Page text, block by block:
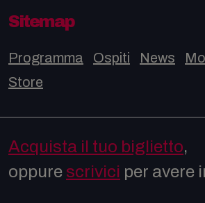
Sitemap
Programma Ospiti News
Store
Acquista il tuo biglietto,
oppure scrivici per avere